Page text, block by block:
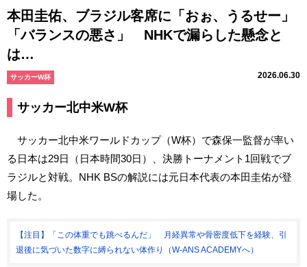
本田圭佑、ブラジル客席に「おぉ、うるせー」
「バランスの悪さ」 NHKで漏らした懸念と
は…
サッカーW杯 2026.06.30
サッカー北中米W杯
サッカー北中米ワールドカップ（W杯）で森保一監督が率い
る日本は29日（日本時間30日）、決勝トーナメント1回戦でブ
ラジルと対戦。NHK BSの解説には元日本代表の本田圭佑が登
場した。
【注目】「この体重でも跳べるんだ」 月経異常や骨密度低下を経験、引
退後に気づいた数字に縛られない体作り（W-ANS ACADEMYへ）